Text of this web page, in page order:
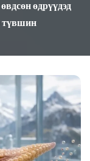
өдрүүдэд
түвшин